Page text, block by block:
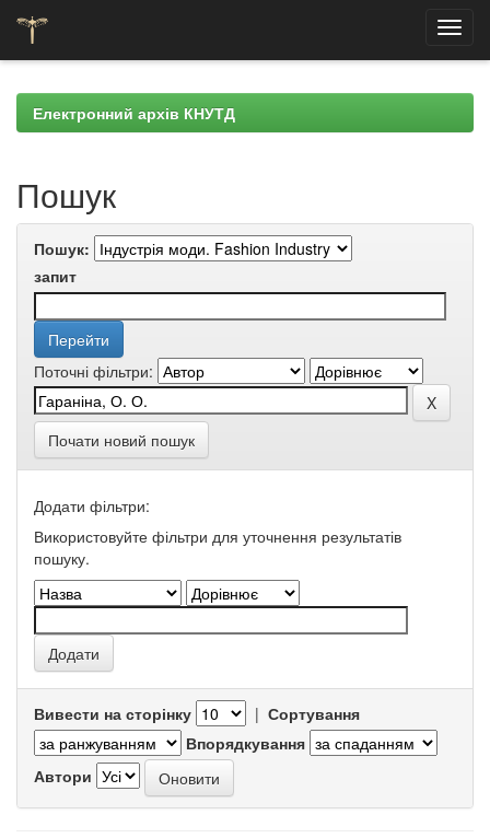
navigationЕлектронний архів КНУТД
Пошук
Пошук:
запит
Поточні фільтри:
Почати новий пошук
Додати фільтри:
Використовуйте фільтри для уточнення результатів
пошуку.
Вивести на сторінку | Сортування
Впорядкування
Автори